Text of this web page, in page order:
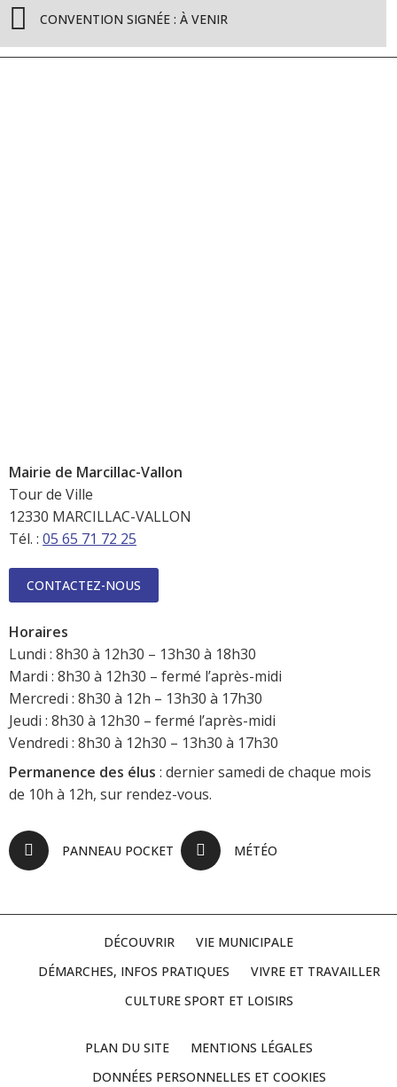
CONVENTION SIGNÉE : À VENIR
Mairie de Marcillac-Vallon
Tour de Ville
12330 MARCILLAC-VALLON
Tél. : 05 65 71 72 25
CONTACTEZ-NOUS
Horaires
Lundi : 8h30 à 12h30 – 13h30 à 18h30
Mardi : 8h30 à 12h30 – fermé l’après-midi
Mercredi : 8h30 à 12h – 13h30 à 17h30
Jeudi : 8h30 à 12h30 – fermé l’après-midi
Vendredi : 8h30 à 12h30 – 13h30 à 17h30
Permanence des élus : dernier samedi de chaque mois
de 10h à 12h, sur rendez-vous.
PANNEAU POCKET MÉTÉO
DÉCOUVRIR
VIE MUNICIPALE
DÉMARCHES, INFOS PRATIQUES
VIVRE ET TRAVAILLER
CULTURE SPORT ET LOISIRS
PLAN DU SITE
MENTIONS LÉGALES
DONNÉES PERSONNELLES ET COOKIES